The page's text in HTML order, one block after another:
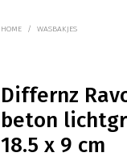
HOME / WASBAKJES
Differnz
beton
18.5 x 9 cm